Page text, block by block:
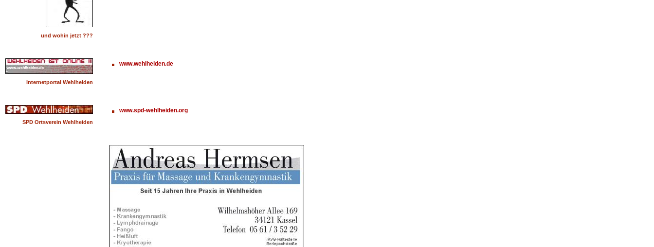
und wohin jetzt ???
Internetportal Wehlheiden
www.wehlheiden.de
SPD Ortsverein Wehlheiden
www.spd-wehlheiden.org